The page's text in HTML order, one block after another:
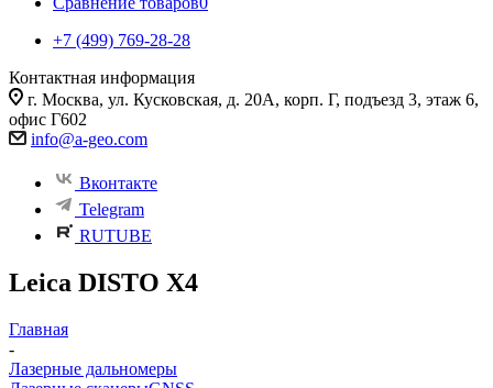
+7 (499) 769-28-28
Контактная информация
г. Москва, ул. Кусковская, д. 20А, корп. Г, подъезд 3, этаж 6,
офис Г602
info@a-geo.com
Вконтакте
Telegram
RUTUBE
Leica DISTO X4
Главная
-
Лазерные дальномеры